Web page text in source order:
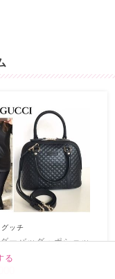
る
ッチ
ーバッグ・ポシェッ